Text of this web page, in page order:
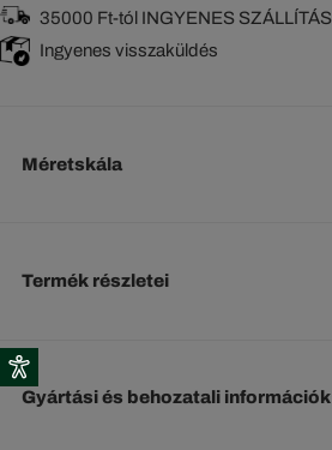
35000 Ft-tól INGYENES SZÁLLÍTÁS
Ingyenes visszaküldés
Méretskála
Termék részletei
Gyártási és behozatali információk